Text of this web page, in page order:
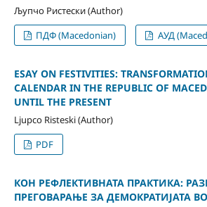
Љупчо Ристески (Author)
ПДФ (Macedonian)
АУД
ESAY ON FESTIVITIES:
CALENDAR IN THE REPUBLIC OF
UNTIL THE PRESENT
Ljupco Risteski (Author)
PDF
КОН РЕФЛЕКТИВНАТА ПРАКТИКА:
ПРЕГОВАРАЊЕ ЗА ДЕМОКРАТИЈАТА